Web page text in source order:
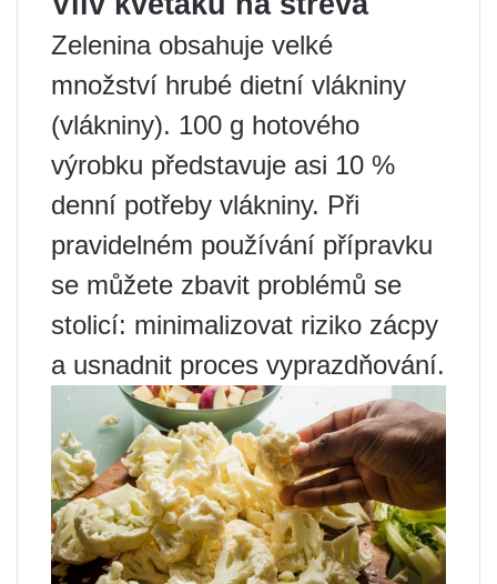
Zelenina obsahuje velké
množství hrubé dietní vlákniny
(vlákniny). 100 g hotového
výrobku představuje asi 10 %
denní potřeby vlákniny. Při
pravidelném používání přípravku
se můžete zbavit problémů se
stolicí: minimalizovat riziko zácpy
a usnadnit proces vyprazdňování.